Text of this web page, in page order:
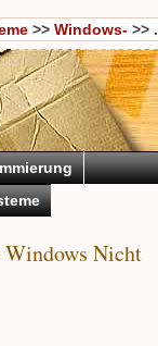
>> Windows- >> .
Nicht